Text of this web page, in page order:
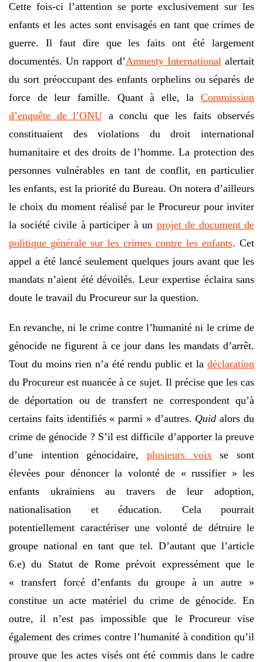
Cette fois-ci l’attention se porte exclusivement sur les
enfants et les actes sont envisagés en tant que crimes de
guerre. Il faut dire que les faits ont été largement
documentés. Un rapport d’Amnesty Internationalalertait
du sort préoccupant des enfants orphelins ou séparés de
force de leur famille. Quant à elle, la Commission
d’enquête de l’ONU a conclu que les faits observés
constituaient des violations du droit international
humanitaire et des droits de l’homme. La protection des
personnes vulnérables en tant de conflit, en particulier
les enfants, est la priorité du Bureau. On notera d’ailleurs
le choix du moment réalisé par le Procureur pour inviter
la société civile à participer à un projet de document de
politique générale sur les crimes contre les enfants. Cet
appel a été lancé seulement quelques jours avant que les
mandats n’aient été dévoilés. Leur expertise éclaira sans
doute le travail du Procureur sur la question.
En revanche, ni le crime contre l’humanité ni le crime de
génocide ne figurent à ce jour dans les mandats d’arrêt.
Tout du moins rien n’a été rendu public et la déclaration
du Procureur est nuancée à ce sujet. Il précise que les cas
de déportation ou de transfert ne correspondent qu’à
certains faits identifiés « parmi » d’autres. Quid alors du
crime de génocide ? S’il est difficile d’apporter la preuve
d’une intention génocidaire, plusieurs voixse sont
élevées pour dénoncer la volonté de « russifier » les
enfants ukrainiens au travers de leur adoption,
nationalisation et éducation. Cela pourrait
potentiellement caractériser une volonté de détruire le
groupe national en tant que tel. D’autant que l’article
6.e) du Statut de Rome prévoit expressément que le
« transfert forcé d’enfants du groupe à un autre »
constitue un acte matériel du crime de génocide. En
outre, il n’est pas impossible que le Procureur vise
également des crimes contre l’humanité à condition qu’il
prouve que les actes visés ont été commis dans le cadre